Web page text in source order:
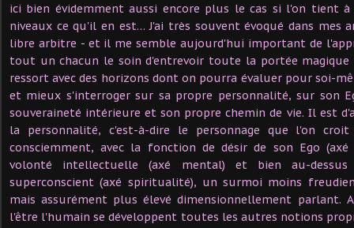
ici bien évidemment aussi encore plus le cas si l'on tient
niveaux ce qu'il en est… J'ai très souvent évoqué dans mes
libre arbitre - et il me semble aujourd'hui important de
tout un chacun le soin d'entrevoir toute la portée magique
ressort avec des horizons dont on pourra évaluer pour soi-
et mieux s'interroger sur sa propre personnalité, sur son
souveraineté intérieure et son propre chemin de vie. Il est
la personnalité, c'est-à-dire le personnage que l'on
consciemment, avec la fonction de désir de son Ego (axé
volonté intellectuelle (axé mental) et bien au-
superconscient (axé spiritualité), un surmoi moins
mais assurément plus élevé dimensionnellement parlant.
l'être l'humain se développent toutes les autres notions